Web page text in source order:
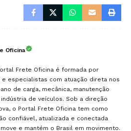
Oficina
Frete Oficina é formada por
especialistas com atuação direta nos
de carga, mecânica, manutenção
de veículos. Sob a direção
o Portal Frete Oficina tem como
confiável, atualizada e conectada
e mantém o Brasil em movimento.